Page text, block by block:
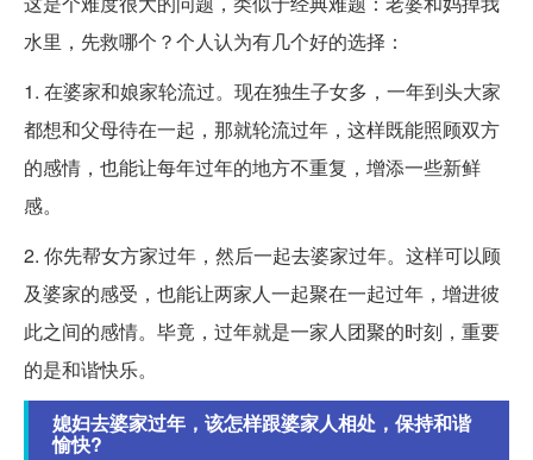
水里，先救哪个？个人认为有几个好的选择：
1. 在婆家和娘家轮流过。现在独生子女多，一年到头大家
都想和父母待在一起，那就轮流过年，这样既能照顾双方
的感情，也能让每年过年的地方不重复，增添一些新鲜
感。
2. 你先帮女方家过年，然后一起去婆家过年。这样可以顾
及婆家的感受，也能让两家人一起聚在一起过年，增进彼
此之间的感情。毕竟，过年就是一家人团聚的时刻，重要
的是和谐快乐。
媳妇去婆家过年，该怎样跟婆家人相处，保持和谐
愉快?